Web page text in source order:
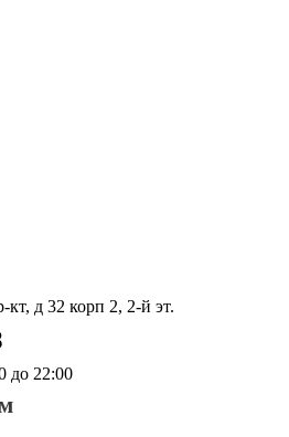
д 32 корп 2, 2-й эт.
до 22:00